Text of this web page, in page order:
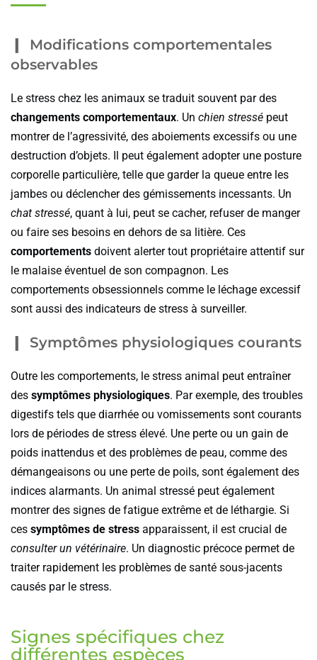
Modifications comportementales
observables
Le stress chez les animaux se traduit souvent par des
changements comportementaux. Un chien stressé peut
montrer de l’agressivité, des aboiements excessifs ou une
destruction d’objets. Il peut également adopter une posture
corporelle particulière, telle que garder la queue entre les
jambes ou déclencher des gémissements incessants. Un
chat stressé, quant à lui, peut se cacher, refuser de manger
ou faire ses besoins en dehors de sa litière. Ces
comportements doivent alerter tout propriétaire attentif sur
le malaise éventuel de son compagnon. Les
comportements obsessionnels comme le léchage excessif
sont aussi des indicateurs de stress à surveiller.
Symptômes physiologiques courants
Outre les comportements, le stress animal peut entraîner
des symptômes physiologiques. Par exemple, des troubles
digestifs tels que diarrhée ou vomissements sont courants
lors de périodes de stress élevé. Une perte ou un gain de
poids inattendus et des problèmes de peau, comme des
démangeaisons ou une perte de poils, sont également des
indices alarmants. Un animal stressé peut également
montrer des signes de fatigue extrême et de léthargie. Si
ces symptômes de stress apparaissent, il est crucial de
consulter un vétérinaire. Un diagnostic précoce permet de
traiter rapidement les problèmes de santé sous-jacents
causés par le stress.
Signes spécifiques chez
différentes espèces